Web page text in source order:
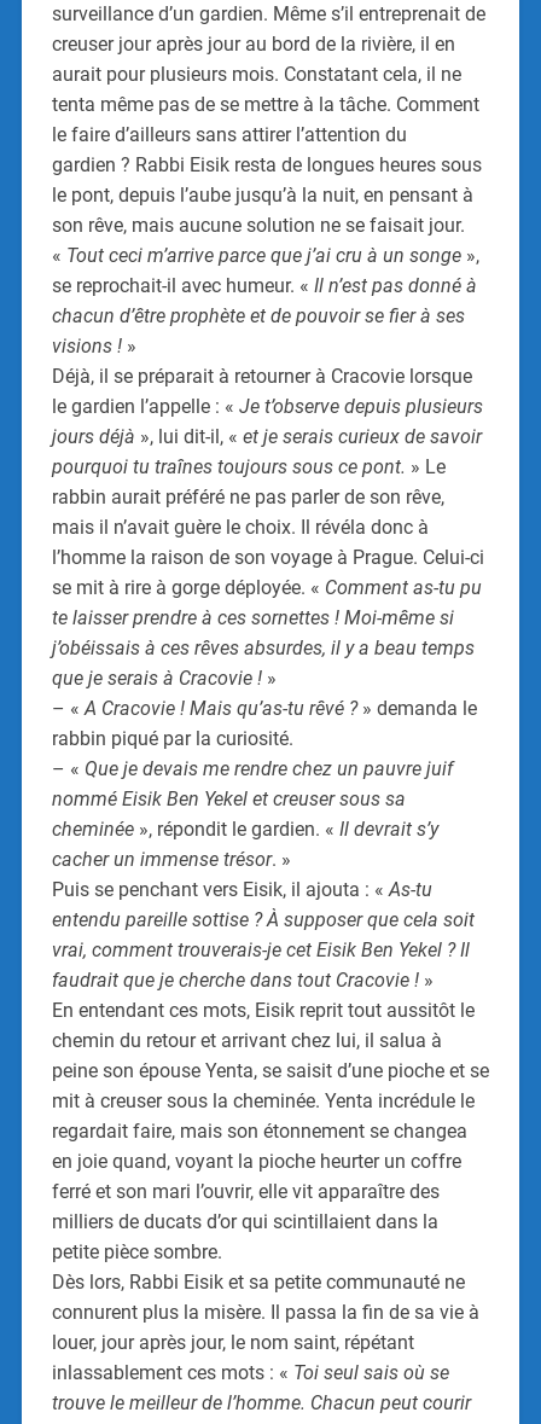
surveillance d’un gardien. Même s’il entreprenait de
creuser jour après jour au bord de la rivière, il en
aurait pour plusieurs mois. Constatant cela, il ne
tenta même pas de se mettre à la tâche. Comment
le faire d’ailleurs sans attirer l’attention du
gardien ? Rabbi Eisik resta de longues heures sous
le pont, depuis l’aube jusqu’à la nuit, en pensant à
son rêve, mais aucune solution ne se faisait jour.
« Tout ceci m’arrive parce que j’ai cru à un songe»,
se reprochait-il avec humeur. « Il n’est pas donné à
chacun d’être prophète et de pouvoir se fier à ses
visions !»
Déjà, il se préparait à retourner à Cracovie lorsque
le gardien l’appelle : « Je t’observe depuis plusieurs
jours déjà », lui dit-il, « et je serais curieux de savoir
pourquoi tu traînes toujours sous ce pont. » Le
rabbin aurait préféré ne pas parler de son rêve,
mais il n’avait guère le choix. Il révéla donc à
l’homme la raison de son voyage à Prague. Celui-ci
se mit à rire à gorge déployée. « Comment as-tu pu
te laisser prendre à ces sornettes ! Moi-même si
j’obéissais à ces rêves absurdes, il y a beau temps
que je serais à Cracovie !»
– « A Cracovie ! Mais qu’as-tu rêvé ?» demanda le
rabbin piqué par la curiosité.
– « Que je devais me rendre chez un pauvre juif
nommé Eisik Ben Yekel et creuser sous sa
cheminée», répondit le gardien. « Il devrait s’y
cacher un immense trésor. »
Puis se penchant vers Eisik, il ajouta : « As-tu
entendu pareille sottise ? À supposer que cela soit
vrai, comment trouverais-je cet Eisik Ben Yekel ? Il
faudrait que je cherche dans tout Cracovie !»
En entendant ces mots, Eisik reprit tout aussitôt le
chemin du retour et arrivant chez lui, il salua à
peine son épouse Yenta, se saisit d’une pioche et se
mit à creuser sous la cheminée. Yenta incrédule le
regardait faire, mais son étonnement se changea
en joie quand, voyant la pioche heurter un coffre
ferré et son mari l’ouvrir, elle vit apparaître des
milliers de ducats d’or qui scintillaient dans la
petite pièce sombre.
Dès lors, Rabbi Eisik et sa petite communauté ne
connurent plus la misère. Il passa la fin de sa vie à
louer, jour après jour, le nom saint, répétant
inlassablement ces mots : « Toi seul sais où se
trouve le meilleur de l’homme. Chacun peut courir